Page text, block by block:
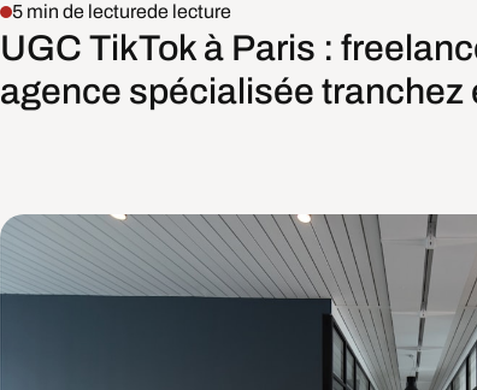
5 min de lecturede lecture
UGC TikTok à Paris :
agence spécialisée tranchez